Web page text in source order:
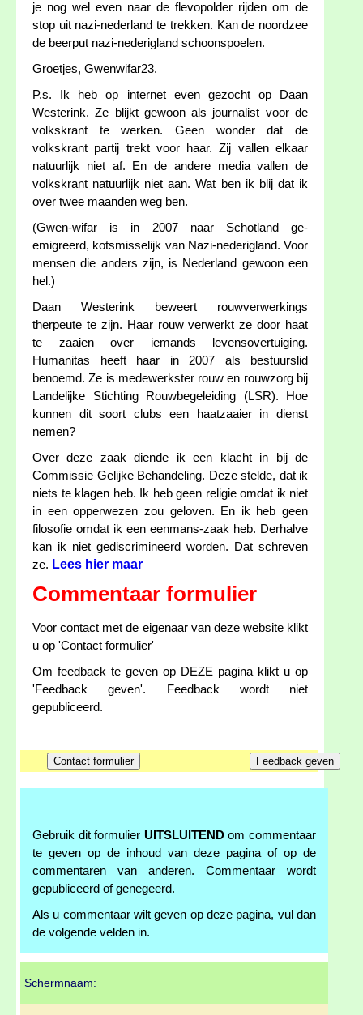
je nog wel even naar de flevopolder rijden om de
stop uit nazi-nederland te trekken. Kan de noordzee
de beerput nazi-nederigland schoonspoelen.
Groetjes, Gwenwifar23.
P.s. Ik heb op internet even gezocht op Daan
Westerink. Ze blijkt gewoon als journalist voor de
volkskrant te werken. Geen wonder dat de
volkskrant partij trekt voor haar. Zij vallen elkaar
natuurlijk niet af. En de andere media vallen de
volkskrant natuurlijk niet aan. Wat ben ik blij dat ik
over twee maanden weg ben.
(Gwen-wifar is in 2007 naar Schotland ge-
emigreerd, kotsmisselijk van Nazi-nederigland. Voor
mensen die anders zijn, is Nederland gewoon een
hel.)
Daan Westerink beweert rouwverwerkings
therpeute te zijn. Haar rouw verwerkt ze door haat
te zaaien over iemands levensovertuiging.
Humanitas heeft haar in 2007 als bestuurslid
benoemd. Ze is medewerkster rouw en rouwzorg bij
Landelijke Stichting Rouwbegeleiding (LSR). Hoe
kunnen dit soort clubs een haatzaaier in dienst
nemen?
Over deze zaak diende ik een klacht in bij de
Commissie Gelijke Behandeling. Deze stelde, dat ik
niets te klagen heb. Ik heb geen religie omdat ik niet
in een opperwezen zou geloven. En ik heb geen
filosofie omdat ik een eenmans-zaak heb. Derhalve
kan ik niet gediscrimineerd worden. Dat schreven
ze. Lees hier maar
Commentaar formulier
Voor contact met de eigenaar van deze website klikt
u op 'Contact formulier'
Om feedback te geven op DEZE pagina klikt u op
'Feedback geven'. Feedback wordt niet
gepubliceerd.
Gebruik dit formulier UITSLUITENDom commentaar
te geven op de inhoud van deze pagina of op de
commentaren van anderen. Commentaar wordt
gepubliceerd of genegeerd.
Als u commentaar wilt geven op deze pagina, vul dan
de volgende velden in.
Schermnaam: